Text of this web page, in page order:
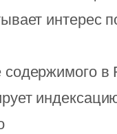
интерес
в